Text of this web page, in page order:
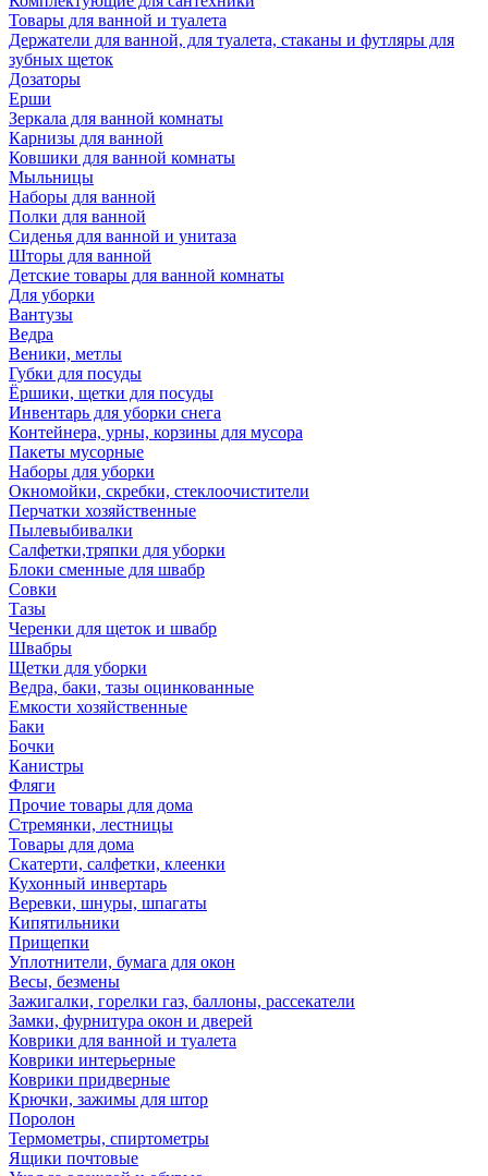
Товары для ванной и туалета
Держатели для ванной, для туалета, стаканы и футляры для
зубных щеток
Дозаторы
Ерши
Зеркала для ванной комнаты
Карнизы для ванной
Ковшики для ванной комнаты
Мыльницы
Наборы для ванной
Полки для ванной
Сиденья для ванной и унитаза
Шторы для ванной
Детские товары для ванной комнаты
Для уборки
Вантузы
Ведра
Веники, метлы
Губки для посуды
Ёршики, щетки для посуды
Инвентарь для уборки снега
Контейнера, урны, корзины для мусора
Пакеты мусорные
Наборы для уборки
Окномойки, скребки, стеклоочистители
Перчатки хозяйственные
Пылевыбивалки
Салфетки,тряпки для уборки
Блоки сменные для швабр
Совки
Тазы
Черенки для щеток и швабр
Швабры
Щетки для уборки
Ведра, баки, тазы оцинкованные
Емкости хозяйственные
Баки
Бочки
Канистры
Фляги
Прочие товары для дома
Стремянки, лестницы
Товары для дома
Скатерти, салфетки, клеенки
Кухонный инвертарь
Веревки, шнуры, шпагаты
Кипятильники
Прищепки
Уплотнители, бумага для окон
Весы, безмены
Зажигалки, горелки газ, баллоны, рассекатели
Замки, фурнитура окон и дверей
Коврики для ванной и туалета
Коврики интерьерные
Коврики придверные
Крючки, зажимы для штор
Поролон
Термометры, спиртометры
Ящики почтовые